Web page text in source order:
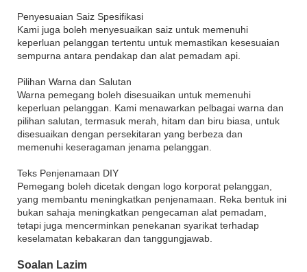
Penyesuaian Saiz Spesifikasi
Kami juga boleh menyesuaikan saiz untuk memenuhi
keperluan pelanggan tertentu untuk memastikan kesesuaian
sempurna antara pendakap dan alat pemadam api.
Pilihan Warna dan Salutan
Warna pemegang boleh disesuaikan untuk memenuhi
keperluan pelanggan. Kami menawarkan pelbagai warna dan
pilihan salutan, termasuk merah, hitam dan biru biasa, untuk
disesuaikan dengan persekitaran yang berbeza dan
memenuhi keseragaman jenama pelanggan.
Teks Penjenamaan DIY
Pemegang boleh dicetak dengan logo korporat pelanggan,
yang membantu meningkatkan penjenamaan. Reka bentuk ini
bukan sahaja meningkatkan pengecaman alat pemadam,
tetapi juga mencerminkan penekanan syarikat terhadap
keselamatan kebakaran dan tanggungjawab.
Soalan Lazim